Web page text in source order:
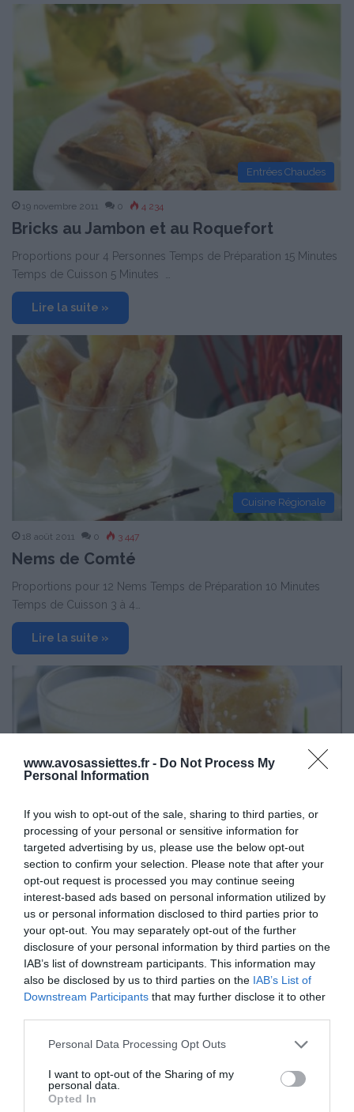
www.avosassiettes.fr - Do Not Process My
Personal Information
If you wish to opt-out of the sale, sharing to third parties, or
processing of your personal or sensitive information for
targeted advertising by us, please use the below opt-out
section to confirm your selection. Please note that after your
opt-out request is processed you may continue seeing
interest-based ads based on personal information utilized by
us or personal information disclosed to third parties prior to
your opt-out. You may separately opt-out of the further
disclosure of your personal information by third parties on the
IAB’s list of downstream participants. This information may
also be disclosed by us to third parties on the IAB’s List of
Downstream Participants that may further disclose it to other
Please note that this website/app uses one or more Google
not limited to your visit or usage behaviour. You may click to
grant or deny consent to Google and its third-party tags to
use your data for below specified purposes in below Google
Personal Data Processing Opt Outs
I want to opt-out of the Sharing of my
personal data.
Opted In
Entrées Chaudes
19 novembre 2011 0 4 234
Bricks au Jambon et au Roquefort
Proportions pour 4 Personnes Temps de Préparation 15 Minutes
Temps de Cuisson 5 Minutes …
Lire la suite »
Cuisine Régionale
18 août 2011 0 3 447
Nems de Comté
Proportions pour 12 Nems Temps de Préparation 10 Minutes
Temps de Cuisson 3 à 4…
Lire la suite »
Desserts
20 juillet 2011 0 2 894
Croustillants Poires-Sésame et Crème à la
Fleur d’Oranger
Proportions pour 6 Personnes Temps de Préparation 15 Minutes
Temps de Cuisson 50 Minutes …
Lire la suite »